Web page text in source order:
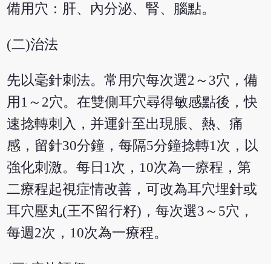
備用穴：肝、內分泌、腎、腦點。
(二)治法
先以毫針刺法。常用穴每次選2～3穴，備
用1～2穴。在雙側耳穴尋得敏感點後，快
速捻轉刺入，并運針至出現脹、熱、痛
感，留針30分鐘，每隔5分鐘捻轉1次，以
強化刺激。每日1次，10次為一療程，第
二療程起視症情改善，可改為耳穴埋針或
耳穴壓丸(王不留行籽)，每次選3～5穴，
每週2次，10次為一療程。